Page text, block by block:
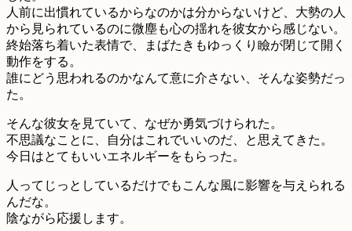
人前に出慣れているからなのかは分からないけど、大勢の人
から見られているのに微塵も心の揺れを彼女から感じない。
終始落ち着いた表情で、まばたきもゆっくり瞼が閉じて開く
動作をする。
誰にどう思われるのかなんて意に介さない、そんな姿勢だっ
た。
そんな彼女を見ていて、なぜか勇気づけられた。
不思議なことに、自分はこれでいいのだ、と思えてきた。
今日はとてもいいエネルギーをもらった。
人ってじっとしているだけでもこんな風に影響を与えられる
んだな。
陰ながら応援します。